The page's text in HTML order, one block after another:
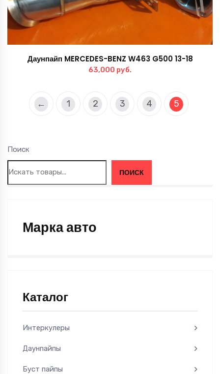
Поиск
ПОИСК
Марка авто
Каталог
Интеркулеры
Даунпайпы
Буст пайпы
Даунпайп MERCEDES-BENZ W463 G500 13-18
63,000 руб.
← 1 2 3 4 5